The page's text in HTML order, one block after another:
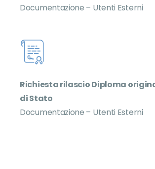
Documentazione – Utenti Esterni
Richiesta rilascio Diploma
di Stato
Documentazione – Utenti Esterni